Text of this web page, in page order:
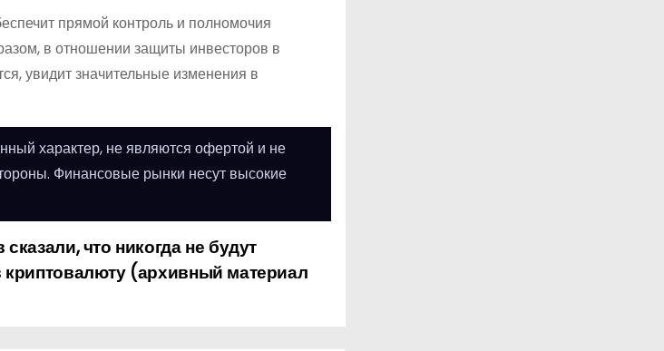
прямой контроль и полномочия
в отношении защиты инвесторов в
увидит значительные изменения в
характер, не являются офертой и не
Финансовые рынки несут высокие
что никогда не будут
криптовалюту (архивный материал